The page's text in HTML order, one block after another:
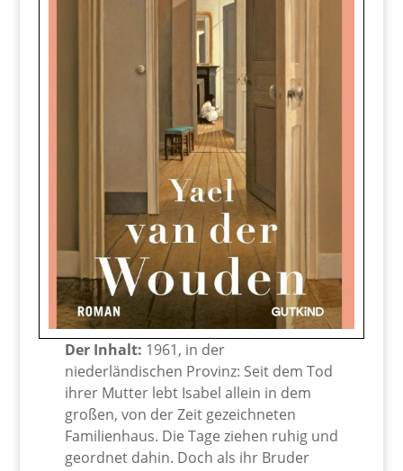
Der Inhalt: 1961, in der
niederländischen Provinz: Seit dem Tod
ihrer Mutter lebt Isabel allein in dem
großen, von der Zeit gezeichneten
Familienhaus. Die Tage ziehen ruhig und
geordnet dahin. Doch als ihr Bruder